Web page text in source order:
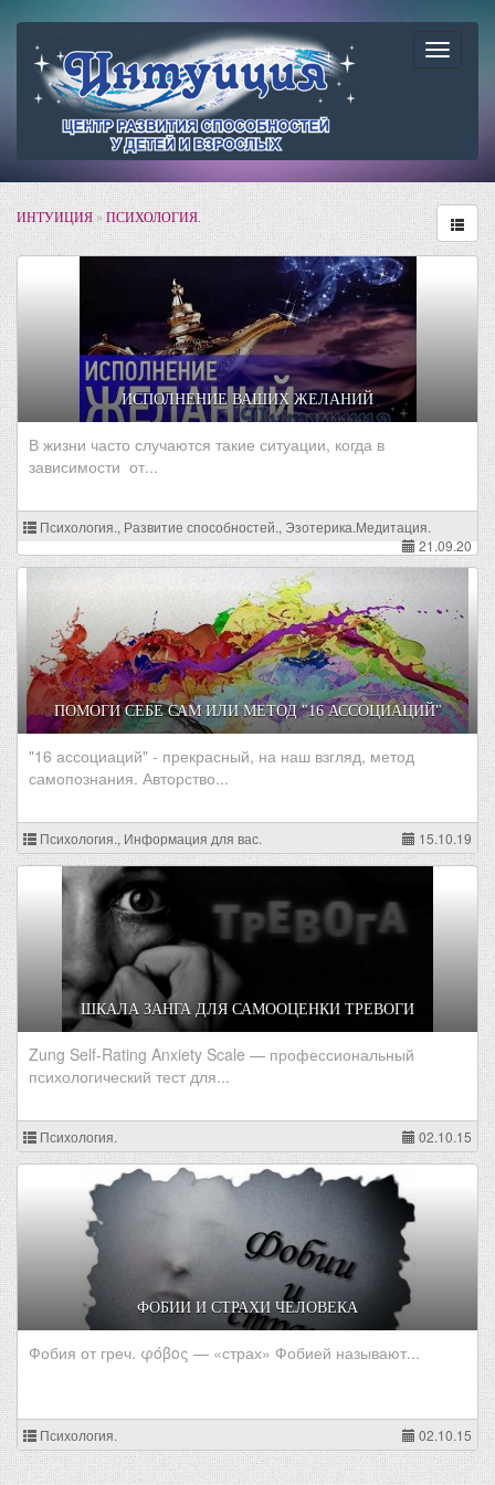
ИНТУИЦИЯ»ПСИХОЛОГИЯ.
ИСПОЛНЕНИЕ ВАШИХ ЖЕЛАНИЙ
В жизни часто случаются такие ситуации, когда в
зависимости от...
Психология., Развитие способностей., Эзотерика.Медитация.
21.09.20
ПОМОГИ СЕБЕ САМ ИЛИ МЕТОД "16 АССОЦИАЦИЙ"
"16 ассоциаций" - прекрасный, на наш взгляд, метод
самопознания. Авторство...
Психология., Информация для вас. 15.10.19
ШКАЛА ЗАНГА ДЛЯ САМООЦЕНКИ ТРЕВОГИ
Zung Self-Rating Anxiety Scale — профессиональный
психологический тест для...
Психология. 02.10.15
ФОБИИ И СТРАХИ ЧЕЛОВЕКА
Фобия от греч. φόβος — «страх» Фобией называют...
Психология. 02.10.15